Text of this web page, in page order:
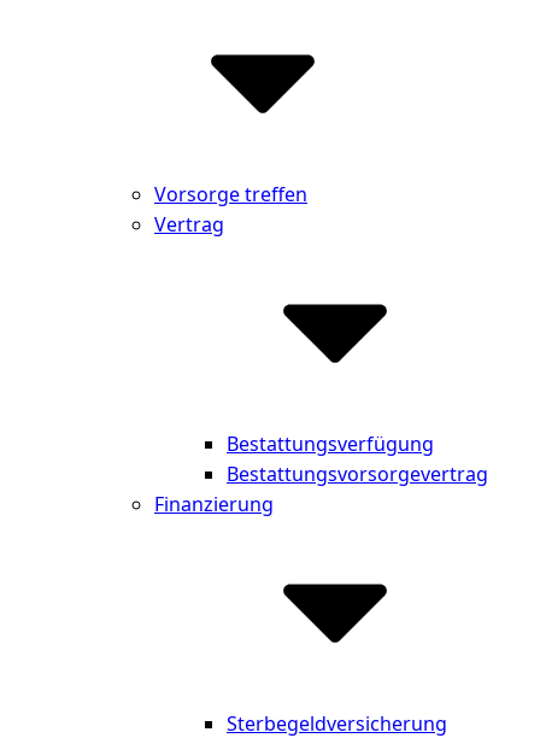
Vorsorge treffen
Vertrag
Bestattungsverfügung
Bestattungsvorsorgevertrag
Finanzierung
Sterbegeldversicherung